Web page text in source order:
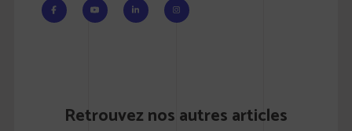
Retrouvez nos autres articles